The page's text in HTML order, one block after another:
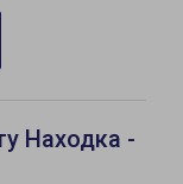
Находка -